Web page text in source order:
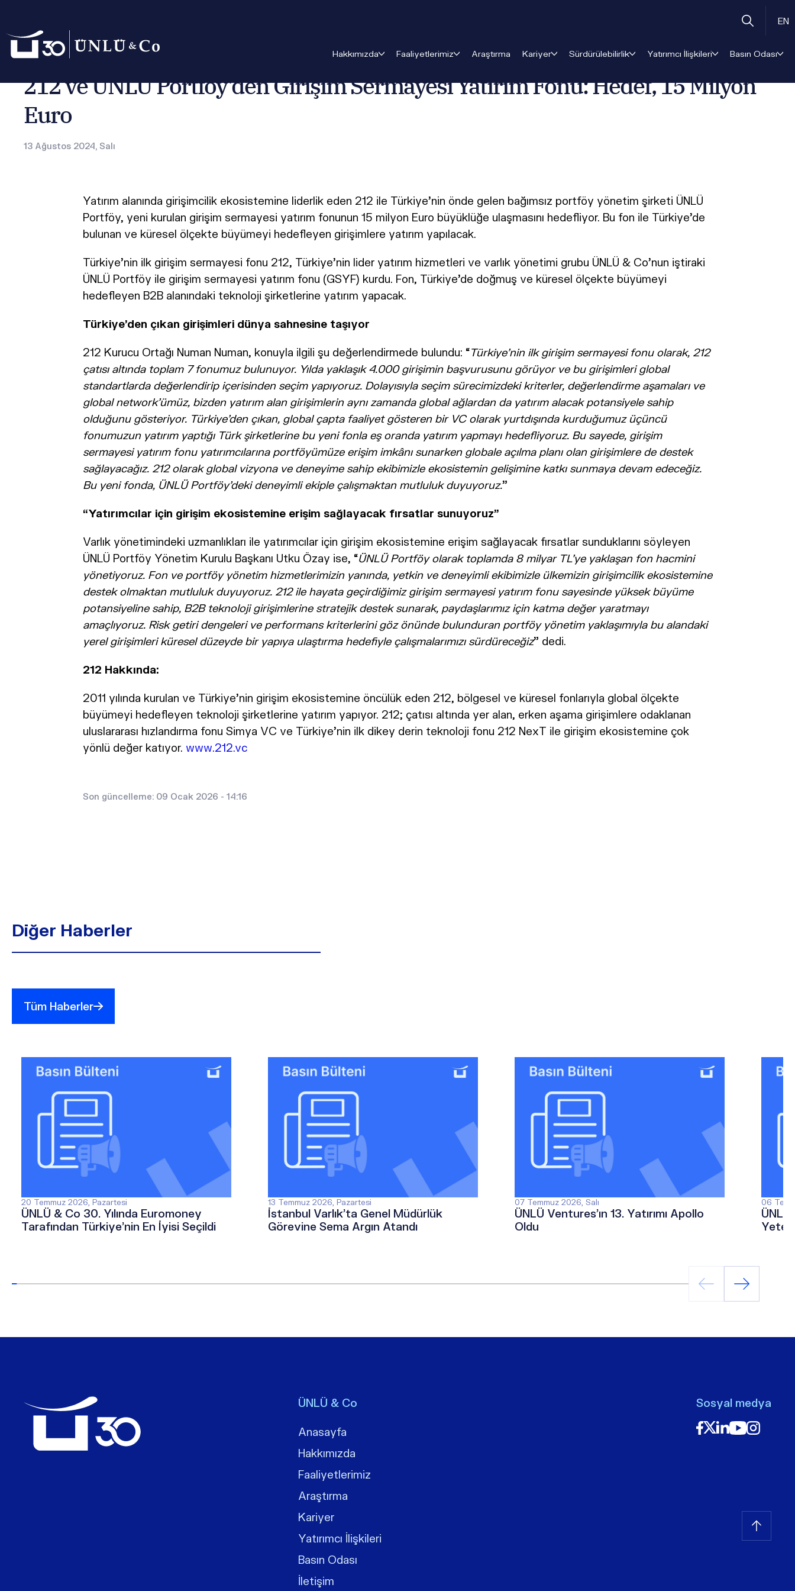
EN
Hakkımızda Faaliyetlerimiz Araştırma Kariyer Sürdürülebilirlik Yatırımcı İlişkileri Basın Odası
212 ve ÜNLÜ Portföy’den Girişim Sermayesi Yatırım Fonu: Hedef, 15 Milyon
Euro
13 Ağustos 2024, Salı
Yatırım alanında girişimcilik ekosistemine liderlik eden 212 ile Türkiye’nin önde gelen bağımsız portföy yönetim şirketi ÜNLÜ
Portföy, yeni kurulan girişim sermayesi yatırım fonunun 15 milyon Euro büyüklüğe ulaşmasını hedefliyor. Bu fon ile Türkiye’de
bulunan ve küresel ölçekte büyümeyi hedefleyen girişimlere yatırım yapılacak.
Türkiye’nin ilk girişim sermayesi fonu 212, Türkiye'nin lider yatırım hizmetleri ve varlık yönetimi grubu ÜNLÜ & Co'nun iştiraki
ÜNLÜ Portföy ile girişim sermayesi yatırım fonu (GSYF) kurdu. Fon, Türkiye’de doğmuş ve küresel ölçekte büyümeyi
hedefleyen B2B alanındaki teknoloji şirketlerine yatırım yapacak.
Türkiye'den çıkan girişimleri dünya sahnesine taşıyor
212 Kurucu Ortağı Numan Numan, konuyla ilgili şu değerlendirmede bulundu: “Türkiye’nin ilk girişim sermayesi fonu olarak, 212
çatısı altında toplam 7 fonumuz bulunuyor. Yılda yaklaşık 4.000 girişimin başvurusunu görüyor ve bu girişimleri global
standartlarda değerlendirip içerisinden seçim yapıyoruz. Dolayısıyla seçim sürecimizdeki kriterler, değerlendirme aşamaları ve
global network’ümüz, bizden yatırım alan girişimlerin aynı zamanda global ağlardan da yatırım alacak potansiyele sahip
olduğunu gösteriyor. Türkiye’den çıkan, global çapta faaliyet gösteren bir VC olarak yurtdışında kurduğumuz üçüncü
fonumuzun yatırım yaptığı Türk şirketlerine bu yeni fonla eş oranda yatırım yapmayı hedefliyoruz. Bu sayede, girişim
sermayesi yatırım fonu yatırımcılarına portföyümüze erişim imkânı sunarken globale açılma planı olan girişimlere de destek
sağlayacağız. 212 olarak global vizyona ve deneyime sahip ekibimizle ekosistemin gelişimine katkı sunmaya devam edeceğiz.
Bu yeni fonda, ÜNLÜ Portföy’deki deneyimli ekiple çalışmaktan mutluluk duyuyoruz.”
“Yatırımcılar için girişim ekosistemine erişim sağlayacak fırsatlar sunuyoruz”
Varlık yönetimindeki uzmanlıkları ile yatırımcılar için girişim ekosistemine erişim sağlayacak fırsatlar sunduklarını söyleyen
ÜNLÜ Portföy Yönetim Kurulu Başkanı Utku Özay ise, “ÜNLÜ Portföy olarak toplamda 8 milyar TL’ye yaklaşan fon hacmini
yönetiyoruz. Fon ve portföy yönetim hizmetlerimizin yanında, yetkin ve deneyimli ekibimizle ülkemizin girişimcilik ekosistemine
destek olmaktan mutluluk duyuyoruz. 212 ile hayata geçirdiğimiz girişim sermayesi yatırım fonu sayesinde yüksek büyüme
potansiyeline sahip, B2B teknoloji girişimlerine stratejik destek sunarak, paydaşlarımız için katma değer yaratmayı
amaçlıyoruz. Risk getiri dengeleri ve performans kriterlerini göz önünde bulunduran portföy yönetim yaklaşımıyla bu alandaki
yerel girişimleri küresel düzeyde bir yapıya ulaştırma hedefiyle çalışmalarımızı sürdüreceğiz” dedi.
212 Hakkında:
2011 yılında kurulan ve Türkiye’nin girişim ekosistemine öncülük eden 212, bölgesel ve küresel fonlarıyla global ölçekte
büyümeyi hedefleyen teknoloji şirketlerine yatırım yapıyor. 212; çatısı altında yer alan, erken aşama girişimlere odaklanan
uluslararası hızlandırma fonu Simya VC ve Türkiye’nin ilk dikey derin teknoloji fonu 212 NexT ile girişim ekosistemine çok
yönlü değer katıyor. www.212.vc
Son güncelleme: 09 Ocak 2026 - 14:16
Diğer Haberler
Tüm Haberler
20 Temmuz 2026, Pazartesi
ÜNLÜ & Co 30. Yılında Euromoney
Tarafından Türkiye’nin En İyisi Seçildi
13 Temmuz 2026, Pazartesi
İstanbul Varlık’ta Genel Müdürlük
Görevine Sema Argın Atandı
07 Temmuz 2026, Salı
ÜNLÜ Ventures’ın 13. Yatırımı Apollo
Oldu
06
ÜNLÜ
ÜNLÜ & Co
Anasayfa
Hakkımızda
Faaliyetlerimiz
Araştırma
Kariyer
Yatırımcı İlişkileri
Basın Odası
İletişim
Sosyal medya